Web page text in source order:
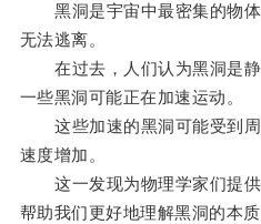
黑洞是宇宙中最密集的物体
无法逃离。
在过去，人们认为黑洞是静
一些黑洞可能正在加速运动。
这些加速的黑洞可能受到周
速度增加。
这一发现为物理学家们提供
帮助我们更好地理解黑洞的本质